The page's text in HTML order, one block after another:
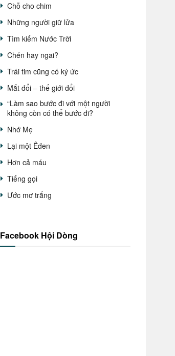
Chỗ cho chim
Những người giữ lửa
Tìm kiếm Nước Trời
Chén hay ngai?
Trái tim cũng có ký ức
Mắt đổi – thế giới đổi
“Làm sao bước đi với một người
không còn có thể bước đi?
Nhớ Mẹ
Lại một Êđen
Hơn cả máu
Tiếng gọi
Ước mơ trắng
Facebook Hội Dòng